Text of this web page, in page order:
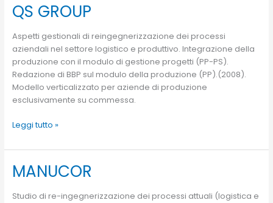
QS GROUP
Aspetti gestionali di reingegnerizzazione dei processi
aziendali nel settore logistico e produttivo. Integrazione della
produzione con il modulo di gestione progetti (PP-PS).
Redazione di BBP sul modulo della produzione (PP).(2008).
Modello verticalizzato per aziende di produzione
esclusivamente su commessa.
QS
GROUP
Leggi tutto »
MANUCOR
Studio di re-ingegnerizzazione dei processi attuali (logistica e
MANUCOR